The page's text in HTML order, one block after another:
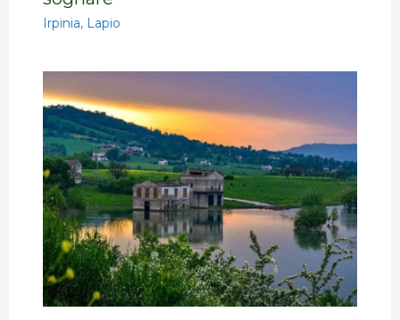
Irpinia, Lapio